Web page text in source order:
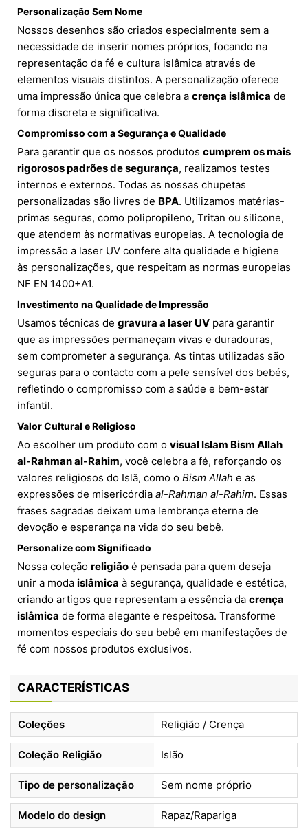
Personalização Sem Nome
Nossos desenhos são criados especialmente sem a
necessidade de inserir nomes próprios, focando na
representação da fé e cultura islâmica através de
elementos visuais distintos. A personalização oferece
uma impressão única que celebra a crença islâmica de
forma discreta e significativa.
Compromisso com a Segurança e Qualidade
Para garantir que os nossos produtos cumprem os mais
rigorosos padrões de segurança, realizamos testes
internos e externos. Todas as nossas chupetas
personalizadas são livres de BPA. Utilizamos matérias-
primas seguras, como polipropileno, Tritan ou silicone,
que atendem às normativas europeias. A tecnologia de
impressão a laser UV confere alta qualidade e higiene
às personalizações, que respeitam as normas europeias
NF EN 1400+A1.
Investimento na Qualidade de Impressão
Usamos técnicas de gravura a laser UV para garantir
que as impressões permaneçam vivas e duradouras,
sem comprometer a segurança. As tintas utilizadas são
seguras para o contacto com a pele sensível dos bebés,
refletindo o compromisso com a saúde e bem-estar
infantil.
Valor Cultural e Religioso
Ao escolher um produto com o visual Islam Bism Allah
al-Rahman al-Rahim, você celebra a fé, reforçando os
valores religiosos do Islã, como o Bism Allah e as
expressões de misericórdia al-Rahman al-Rahim. Essas
frases sagradas deixam uma lembrança eterna de
devoção e esperança na vida do seu bebê.
Personalize com Significado
Nossa coleção religião é pensada para quem deseja
unir a moda islâmica à segurança, qualidade e estética,
criando artigos que representam a essência da crença
islâmica de forma elegante e respeitosa. Transforme
momentos especiais do seu bebê em manifestações de
fé com nossos produtos exclusivos.
CARACTERÍSTICAS
Coleções Religião / Crença
Coleção Religião Islão
Tipo de personalização Sem nome próprio
Modelo do design Rapaz/Rapariga